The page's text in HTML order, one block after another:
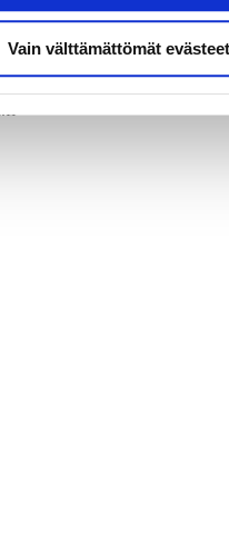
Vain välttämättömät evästeet